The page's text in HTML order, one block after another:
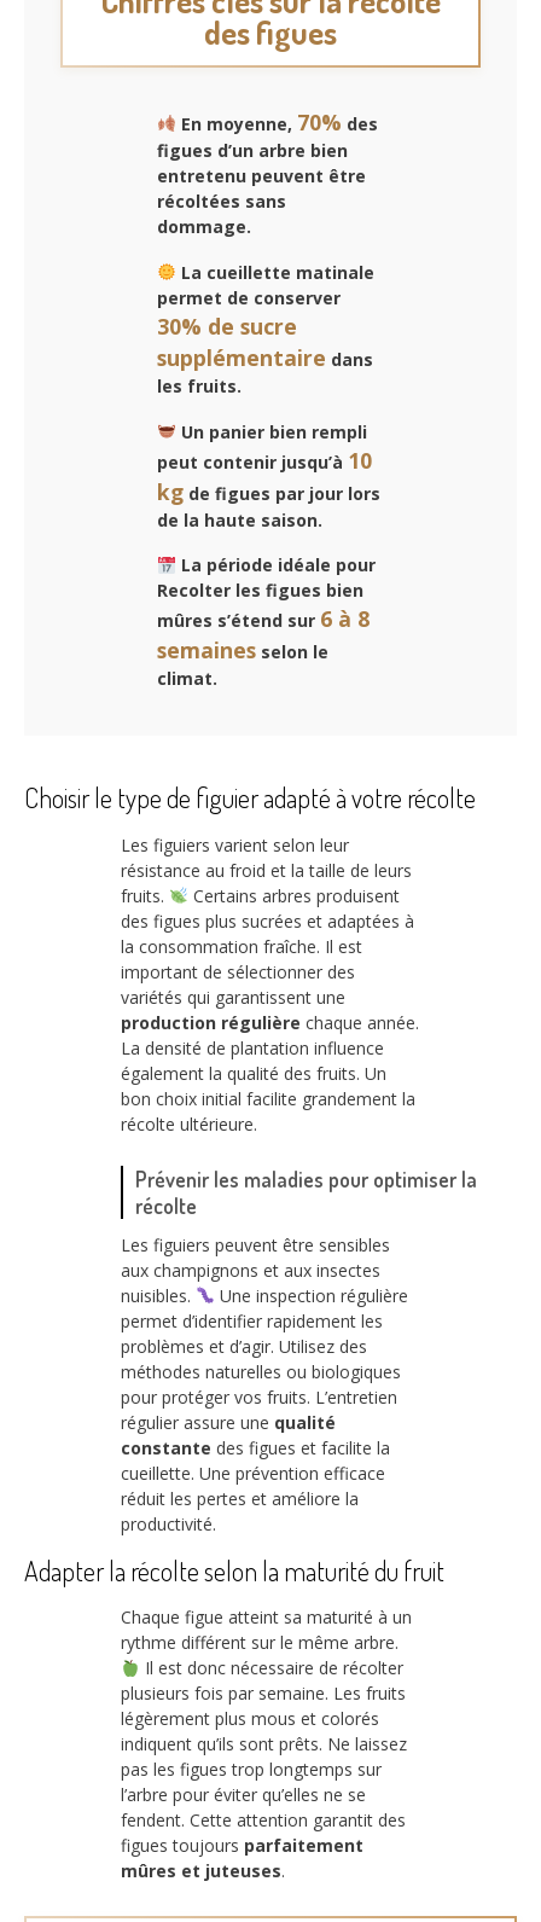
des figues
En moyenne, 70% des
figues d’un arbre bien
entretenu peuvent être
récoltées sans
dommage.
La cueillette matinale
permet de conserver
30% de sucre
supplémentaire dans
les fruits.
Un panier bien rempli
peut contenir jusqu’à 10
kg de figues par jour lors
de la haute saison.
La période idéale pour
Recolter les figues bien
mûres s’étend sur 6 à 8
semaines selon le
climat.
Choisir le type de figuier adapté à votre récolte
Les figuiers varient selon leur
résistance au froid et la taille de leurs
fruits.
Certains arbres produisent
des figues plus sucrées et adaptées à
la consommation fraîche. Il est
important de sélectionner des
variétés qui garantissent une
production régulière chaque année.
La densité de plantation influence
également la qualité des fruits. Un
bon choix initial facilite grandement la
récolte ultérieure.
Prévenir les maladies pour optimiser la
récolte
Les figuiers peuvent être sensibles
aux champignons et aux insectes
nuisibles.
Une inspection régulière
permet d’identifier rapidement les
problèmes et d’agir. Utilisez des
méthodes naturelles ou biologiques
pour protéger vos fruits. L’entretien
régulier assure une qualité
constante des figues et facilite la
cueillette. Une prévention efficace
réduit les pertes et améliore la
productivité.
Adapter la récolte selon la maturité du fruit
Chaque figue atteint sa maturité à un
rythme différent sur le même arbre.
Il est donc nécessaire de récolter
plusieurs fois par semaine. Les fruits
légèrement plus mous et colorés
indiquent qu’ils sont prêts. Ne laissez
pas les figues trop longtemps sur
l’arbre pour éviter qu’elles ne se
fendent. Cette attention garantit des
figues toujours parfaitement
mûres et juteuses.